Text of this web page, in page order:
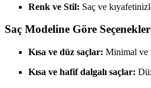
Renk ve Stil: Saç ve
Saç Modeline Göre Seçenekler
Kısa ve düz saçlar: Minimal ve
Kısa ve hafif dalgalı saçlar: